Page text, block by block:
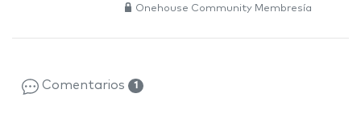
Onehouse Community Membresía
Comentarios 1